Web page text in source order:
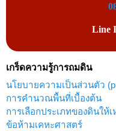
Line
เกร็ดความรู้การถมดิน
นโยบายความเป็นส่วนตัว
การคำนวณพื้นที่เบื้องต้น
การเลือกประเภทของดินให้
ข้อห้ามเคหะศาสตร์